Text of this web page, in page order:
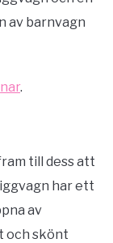
av barnvagn
.
till dess att
har ett
av
och skönt